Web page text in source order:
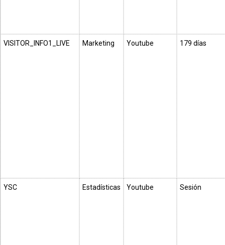
VISITOR_INFO1_LIVE Marketing Youtube 179 días
YSC Estadísticas Youtube Sesión